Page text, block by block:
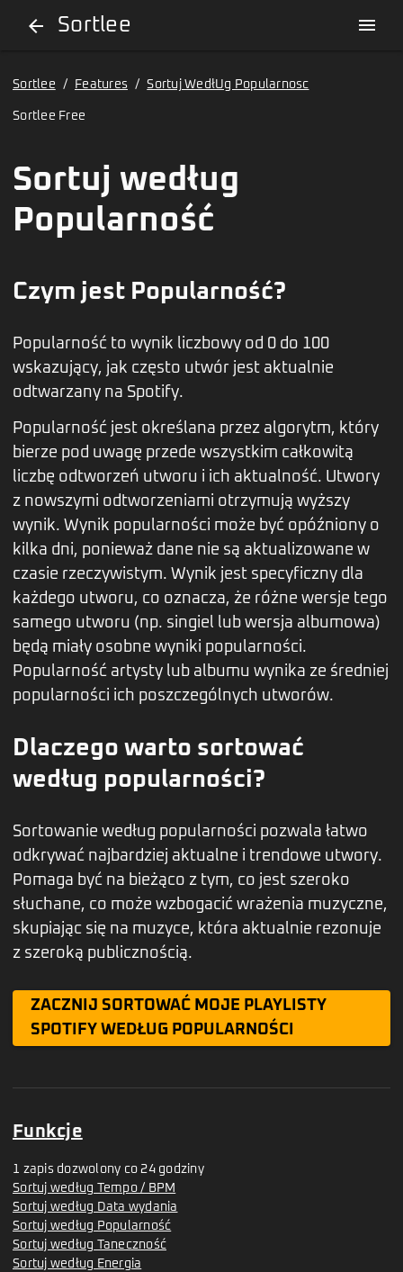
arrow_back Sortlee menu
Sortlee / Features / Sortuj WedłUg Popularnosc
Sortlee Free
Sortuj według
Popularność
Czym jest Popularność?
Popularność to wynik liczbowy od 0 do 100
wskazujący, jak często utwór jest aktualnie
odtwarzany na Spotify.
Popularność jest określana przez algorytm, który
bierze pod uwagę przede wszystkim całkowitą
liczbę odtworzeń utworu i ich aktualność. Utwory
z nowszymi odtworzeniami otrzymują wyższy
wynik. Wynik popularności może być opóźniony o
kilka dni, ponieważ dane nie są aktualizowane w
czasie rzeczywistym. Wynik jest specyficzny dla
każdego utworu, co oznacza, że różne wersje tego
samego utworu (np. singiel lub wersja albumowa)
będą miały osobne wyniki popularności.
Popularność artysty lub albumu wynika ze średniej
popularności ich poszczególnych utworów.
Dlaczego warto sortować
według popularności?
Sortowanie według popularności pozwala łatwo
odkrywać najbardziej aktualne i trendowe utwory.
Pomaga być na bieżąco z tym, co jest szeroko
słuchane, co może wzbogacić wrażenia muzyczne,
skupiając się na muzyce, która aktualnie rezonuje
z szeroką publicznością.
ZACZNIJ SORTOWAĆ MOJE PLAYLISTY
SPOTIFY WEDŁUG POPULARNOŚCI
Funkcje
1 zapis dozwolony co 24 godziny
Sortuj według Tempo / BPM
Sortuj według Data wydania
Sortuj według Popularność
Sortuj według Taneczność
Sortuj według Energia